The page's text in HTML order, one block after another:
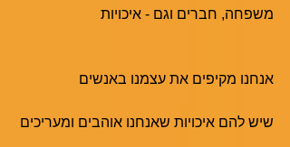
משפחה, חברים וגם - איכויות
אנחנו מקיפים את עצמנו באנשים
שיש להם איכויות שאנחנו אוהבים ומעריכים